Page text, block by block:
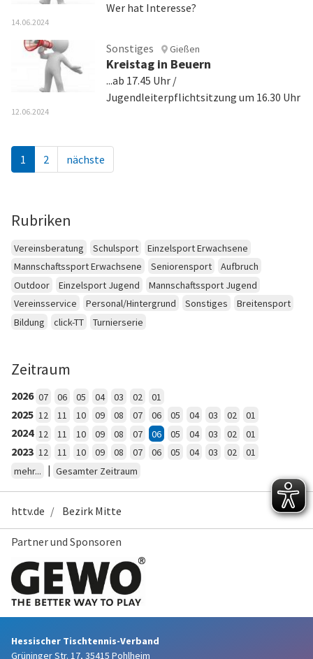
Wer hat Interesse?
14.06.2024
Sonstiges Gießen
Kreistag in Beuern
...ab 17.45 Uhr /
Jugendleiterpflichtsitzung um 16.30 Uhr
12.06.2024
1 2 nächste
Rubriken
Vereinsberatung Schulsport
Einzelsport Erwachsene
Mannschaftssport Erwachsene
Seniorensport
Aufbruch
Outdoor
Einzelsport Jugend
Mannschaftssport Jugend
Vereinsservice
Personal/Hintergrund Sonstiges
Breitensport
Bildung
click-TT Turnierserie
Zeitraum
2026 07 06 05 04 03 02 01
2025 12 11 10 09 08 07 06 05 04 03 02 01
2024 12 11 10 09 08 07 06 05 04 03 02 01
2023 12 11 10 09 08 07 06 05 04 03 02
01
mehr...
| Gesamter Zeitraum
httv.de Bezirk Mitte
Partner und Sponsoren
Hessischer Tischtennis-Verband
Grüninger Str. 17, 35415 Pohlheim